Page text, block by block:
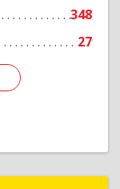
348
27
Подробнее